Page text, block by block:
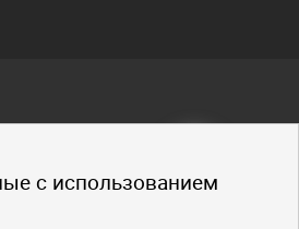
с использованием